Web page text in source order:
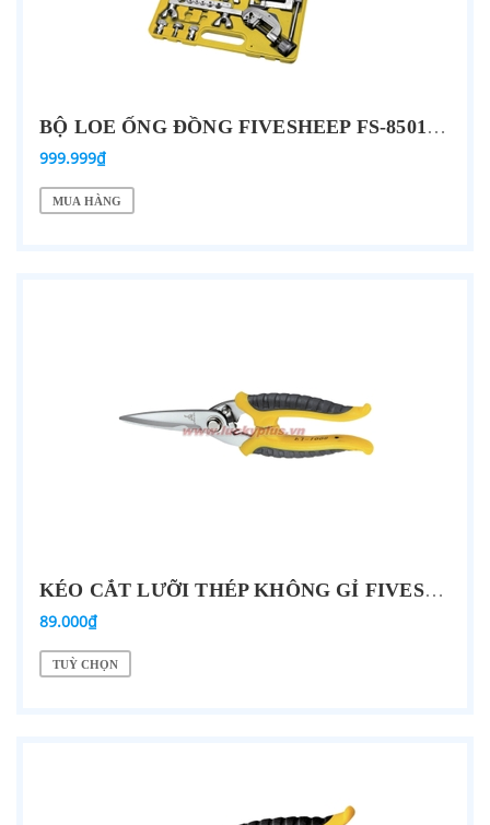
BỘ LOE ỐNG ĐỒNG FIVESHEEP FS-85019(L)
999.999₫
MUA HÀNG
KÉO CẮT LƯỠI THÉP KHÔNG GỈ FIVESHEEP FJ-1007 7''/175MM, FS-1008 8''/200MM
89.000₫
TUỲ CHỌN